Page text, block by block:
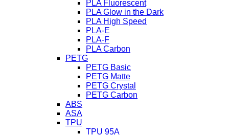
PLA Fluorescent
PLA Glow in the Dark
PLA High Speed
PLA-E
PLA-F
PLA Carbon
PETG
PETG Basic
PETG Matte
PETG Crystal
PETG Carbon
ABS
ASA
TPU
TPU 95A